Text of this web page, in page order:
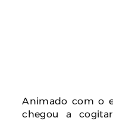
Animado com o
chegou a